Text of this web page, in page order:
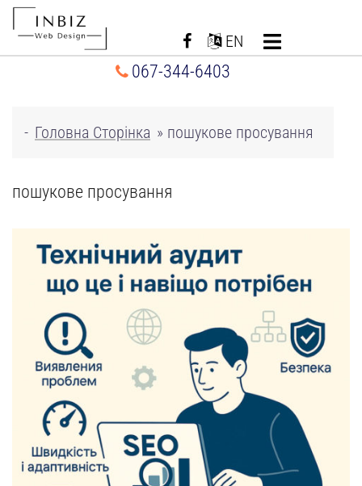
Перейти
EN
067-344-6403
- Головна Сторінка » пошукове просування
пошукове просування